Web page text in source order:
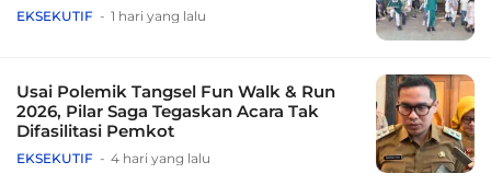
EKSEKUTIF 1 hari yang lalu
Usai Polemik Tangsel Fun Walk & Run
2026, Pilar Saga Tegaskan Acara Tak
Difasilitasi Pemkot
EKSEKUTIF 4 hari yang lalu